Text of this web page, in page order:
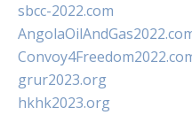
sbcc-2022.com
grur2023.org
hkhk2023.org